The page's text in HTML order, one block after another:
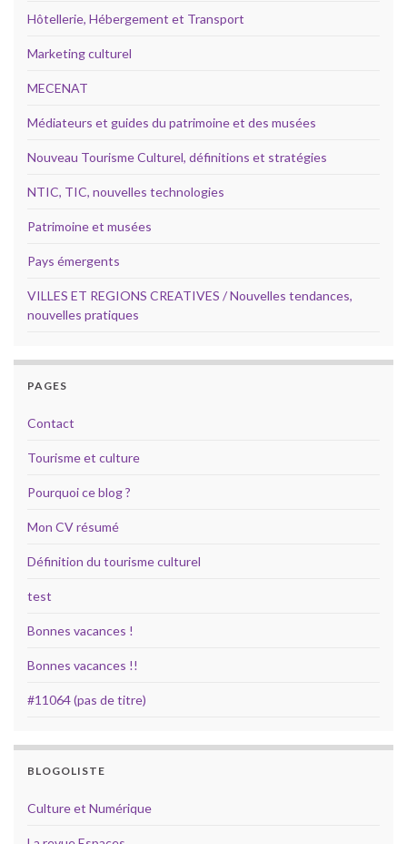
Hôtellerie, Hébergement et Transport
Marketing culturel
MECENAT
Médiateurs et guides du patrimoine et des musées
Nouveau Tourisme Culturel, définitions et stratégies
NTIC, TIC, nouvelles technologies
Patrimoine et musées
Pays émergents
VILLES ET REGIONS CREATIVES / Nouvelles tendances,
nouvelles pratiques
PAGES
Contact
Tourisme et culture
Pourquoi ce blog ?
Mon CV résumé
Définition du tourisme culturel
test
Bonnes vacances !
Bonnes vacances !!
#11064 (pas de titre)
BLOGOLISTE
Culture et Numérique